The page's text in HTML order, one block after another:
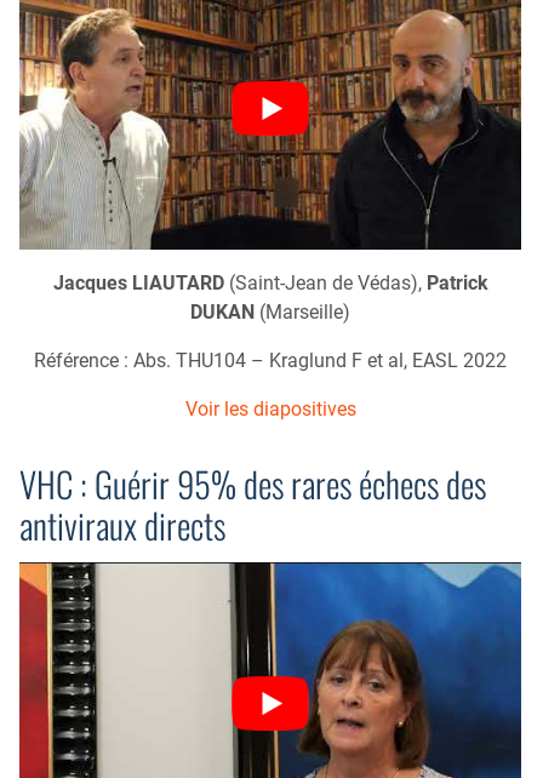
Jacques LIAUTARD(Saint-Jean de Védas), Patrick
DUKAN (Marseille)
Référence : Abs. THU104 – Kraglund F et al, EASL 2022
Voir les diapositives
VHC : Guérir 95% des rares échecs des
antiviraux directs